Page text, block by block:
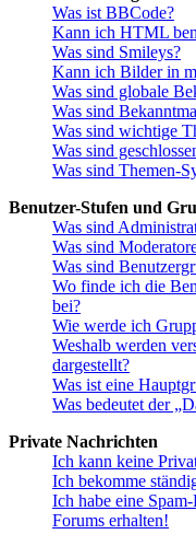
Was ist BBCode?
Kann ich HTML
Was sind Smileys?
Kann ich Bilder in
Was sind globale
Was sind
Was sind wichtige
Was sind
Was sind Themen-
Benutzer-Stufen und
Was sind
Was sind
Was sind
Wo finde ich die
bei?
Wie werde ich
Weshalb werden
dargestellt?
Was ist eine
Was bedeutet der
Private Nachrichten
Ich kann keine
Ich bekomme
Ich habe eine
Forums erhalten!